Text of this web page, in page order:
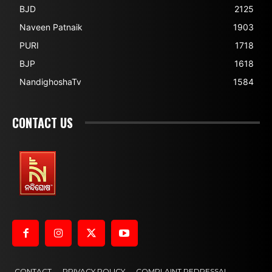
BJD
2125
Naveen Patnaik
1903
PURI
1718
BJP
1618
NandighoshaTv
1584
CONTACT US